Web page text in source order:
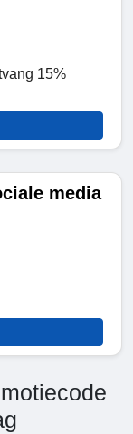
15%
media